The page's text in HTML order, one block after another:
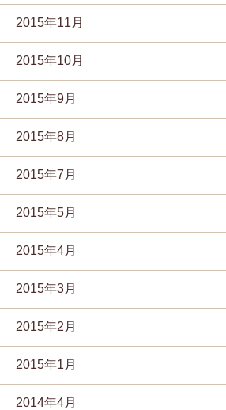
2015年11月
2015年10月
2015年9月
2015年8月
2015年7月
2015年5月
2015年4月
2015年3月
2015年2月
2015年1月
2014年4月